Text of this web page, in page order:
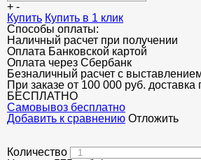
ПОТОЛКИ
АКЦИИ
НЕДОРОГОЙ МЕТАЛЛОПРОКАТ
+ -
Купить Купить в 1 клик
Способы оплаты:
Наличный расчет при получении
Оплата Банковской картой
Оплата через Сбербанк
Безналичный расчет с
При заказе от 100 000 руб. доставка
БЕСПЛАТНО
Cамовывоз бесплатно
Добавить к сравнению Отложить
Количество